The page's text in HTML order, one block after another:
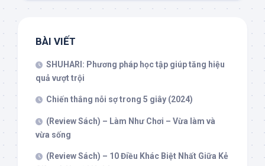
BÀI VIẾT
SHUHARI: Phương pháp học tập giúp tăng hiệu
quả vượt trội
Chiến thắng nỗi sợ trong 5 giây (2024)
(Review Sách) – Làm Như Chơi – Vừa làm và
vừa sống
(Review Sách) – 10 Điều Khác Biệt Nhất Giữa Kẻ